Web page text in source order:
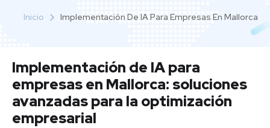
Inicio Implementación De IA Para Empresas En Mallorca
Implementación de IA para
empresas en Mallorca: soluciones
avanzadas para la optimización
empresarial